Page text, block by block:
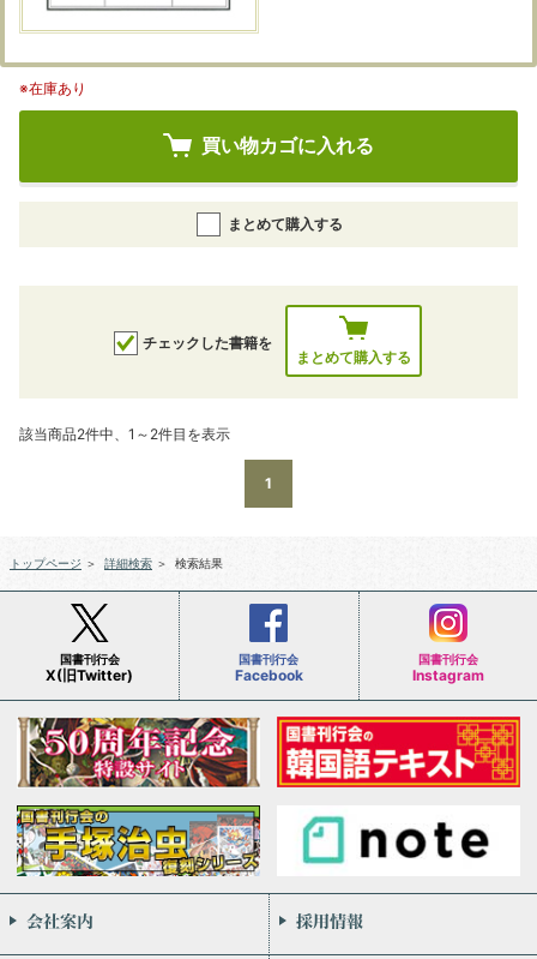
※在庫あり
買い物カゴに入れる
まとめて購入する
チェックした書籍を
まとめて購入する
該当商品2件中、1～2件目を表示
1
トップページ ＞ 詳細検索 ＞ 検索結果
国書刊行会
X(旧Twitter)
国書刊行会
Facebook
国書刊行会
Instagram
会社案内